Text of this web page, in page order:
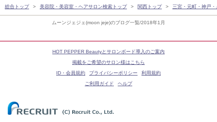
ムーンジェジェ(moon jeje)のブログ一覧/2018年1月
総合トップ 美容院・美容室・ヘアサロン検索トップ 関西トップ 三宮・元町・神戸
HOT PEPPER Beautyとサロンボード導入のご案内
掲載をご希望のサロン様はこちら
ID・会員規約
プライバシーポリシー
利用規約
ご利用ガイド
ヘルプ